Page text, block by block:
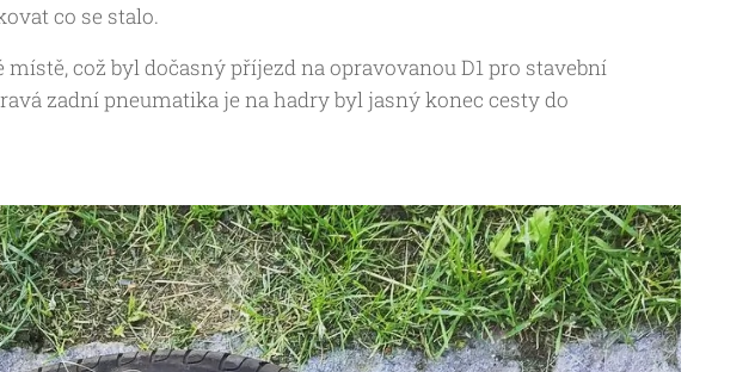
co se stalo.
což byl dočasný příjezd na opravovanou D1 pro stavební
zadní pneumatika je na hadry byl jasný konec cesty do